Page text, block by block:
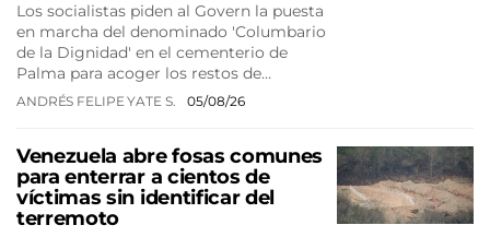
Los socialistas piden al Govern la puesta
en marcha del denominado 'Columbario
de la Dignidad' en el cementerio de
Palma para acoger los restos de…
ANDRÉS FELIPE YATE S. 05/08/26
Venezuela abre fosas comunes
para enterrar a cientos de
víctimas sin identificar del
terremoto